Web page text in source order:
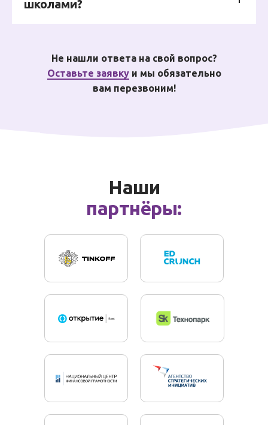
школами?
Не нашли ответа на свой вопрос?
Оставьте заявкуи мы обязательно
вам перезвоним!
Наши
партнёры: